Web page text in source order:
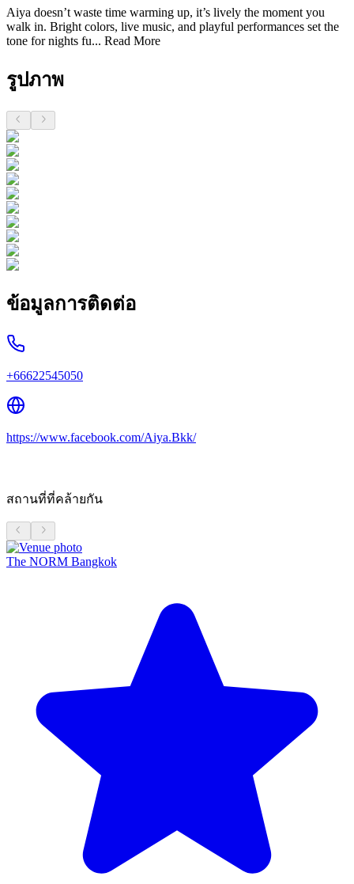
Aiya doesn’t waste time warming up, it’s lively the moment you
walk in. Bright colors, live music, and playful performances set the
tone for nights fu... Read More
รูปภาพ
ข้อมูลการติดต่อ
+66622545050
https://www.facebook.com/Aiya.Bkk/
สถานที่ที่คล้ายกัน
The NORM Bangkok